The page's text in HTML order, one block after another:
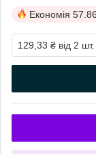
Економія
129,33 ₴ від 2 шт.